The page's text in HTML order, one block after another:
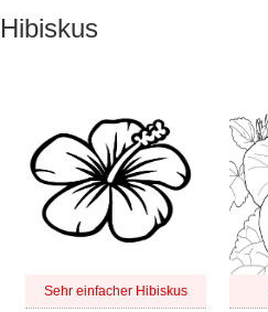
Hibiskus
Sehr einfacher Hibiskus